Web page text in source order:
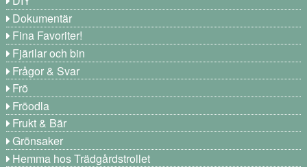
Dokumentär
Fina Favoriter!
Fjärilar och bin
Frågor & Svar
Frö
Fröodla
Frukt & Bär
Grönsaker
Hemma hos Trädgårdstrollet